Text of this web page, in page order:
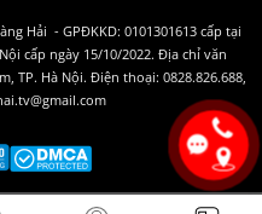
Hải - GPĐKKD: 0101301613 cấp tại
cấp ngày 15/10/2022. Địa chỉ văn
TP. Hà Nội. Điện thoại: 0828.826.688,